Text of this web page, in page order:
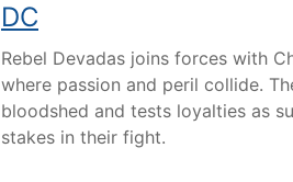
DC
Rebel Devadas joins forces with
where passion and peril collide.
bloodshed and tests loyalties as
stakes in their fight.